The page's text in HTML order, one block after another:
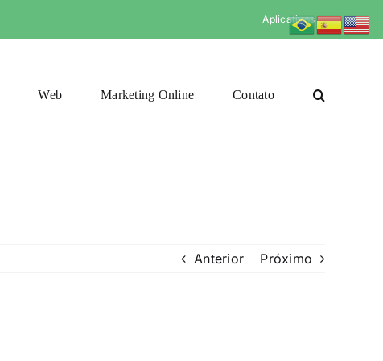
Aplicativos
Web Marketing Online Contato
Anterior Próximo